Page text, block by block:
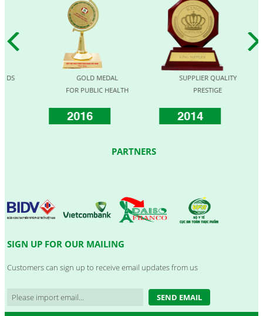
GOLD MEDAL
FOR PUBLIC HEALTH
2016
SUPPLIER QUALITY
PRESTIGE
2014
PARTNERS
SIGN UP FOR OUR MAILING
Customers can sign up to receive email updates from us
SEND EMAIL